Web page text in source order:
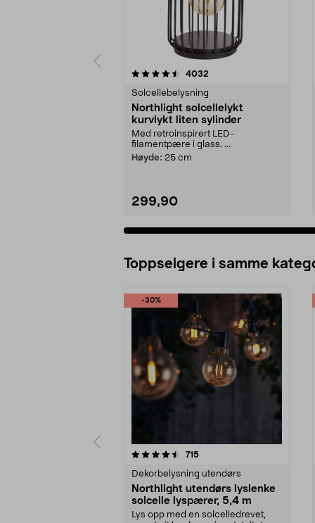
4032
Solcellebelysning
Northlight solcellelykt
kurvlykt liten sylinder
Med retroinspirert LED-
filamentpære i glass. ...
Høyde: 25 cm
299,90
4.0av 5 stjerner
Toppselgere i samme
-30%
715anmeldelser
Dekorbelysning utendørs
Northlight utendørs lyslenke
solcelle lyspærer, 5,4 m
Lys opp med en solcelledrevet,
4.5 av 5 stjerner